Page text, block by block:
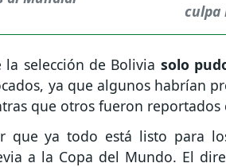
culpa
la selección de Bolivia solo
ya que algunos habrían
que otros fueron reportados
que ya todo está listo para
a la Copa del Mundo. El